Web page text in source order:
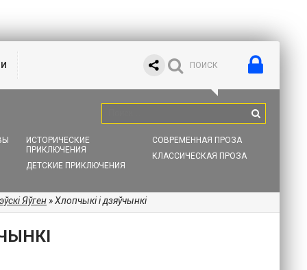
ИСТОРИЧЕСКИЕ
ПРИКЛЮЧЕНИЯ
ДЕТСКИЕ ПРИКЛЮЧЕНИЯ
СОВРЕМЕННАЯ ПРОЗА
КЛАССИЧЕСКАЯ ПРОЗА
Яўген» Хлопчыкi i дзяўчынкi